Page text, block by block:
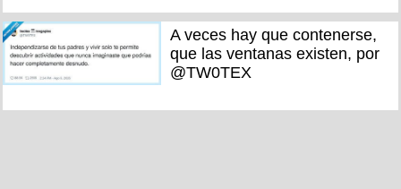
A veces hay que contenerse,
que las ventanas existen, por
@TW0TEX